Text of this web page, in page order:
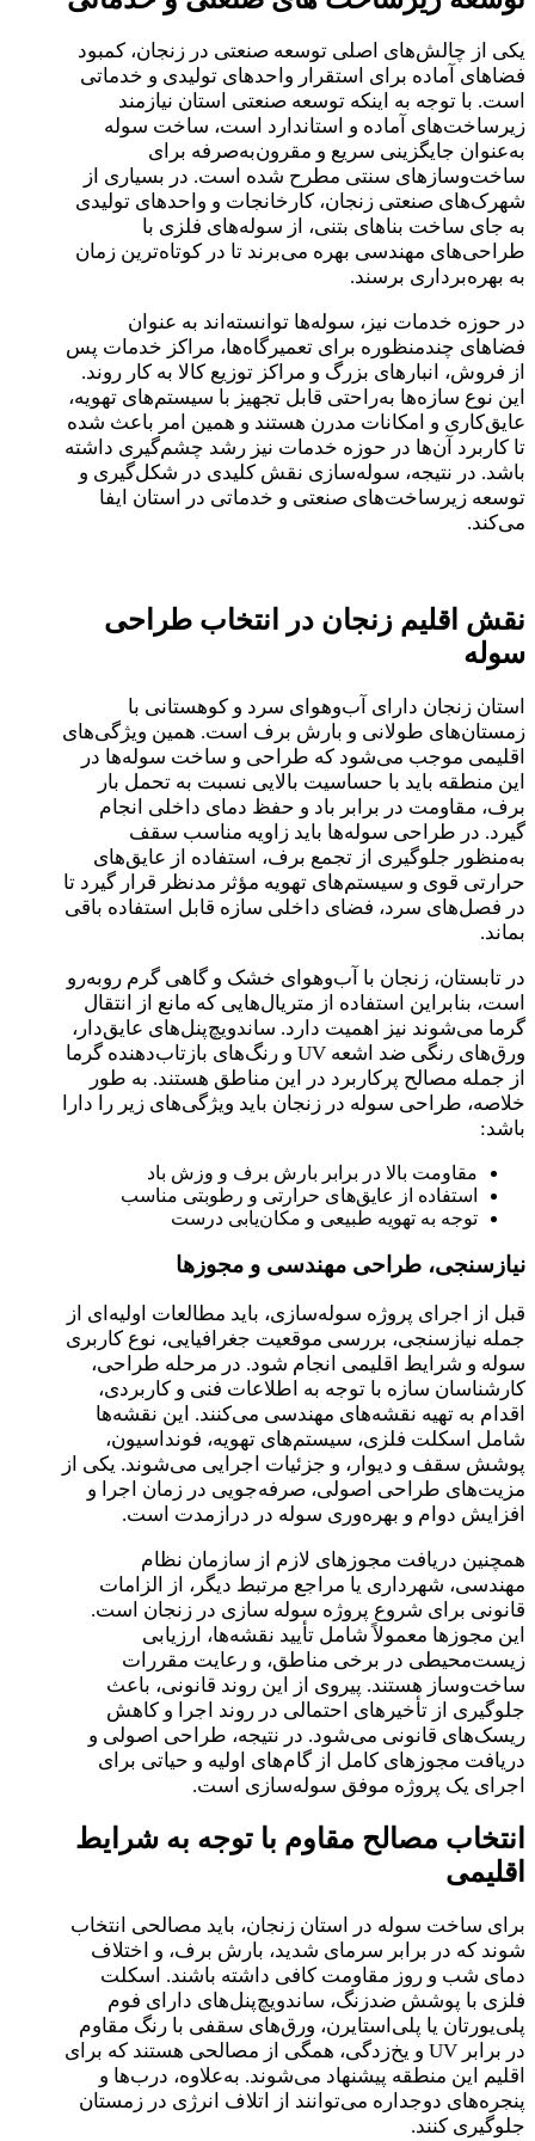
یکی از چالش‌های اصلی توسعه صنعتی در زنجان، کمبود
فضاهای آماده برای استقرار واحدهای تولیدی و خدماتی
است. با توجه به اینکه توسعه صنعتی استان نیازمند
زیرساخت‌های آماده و استاندارد است، ساخت سوله
به‌عنوان جایگزینی سریع و مقرون‌به‌صرفه برای
ساخت‌وسازهای سنتی مطرح شده است. در بسیاری از
شهرک‌های صنعتی زنجان، کارخانجات و واحدهای تولیدی
به جای ساخت بناهای بتنی، از سوله‌های فلزی با
طراحی‌های مهندسی بهره می‌برند تا در کوتاه‌ترین زمان
به بهره‌برداری برسند.
در حوزه خدمات نیز، سوله‌ها توانسته‌اند به عنوان
فضاهای چندمنظوره برای تعمیرگاه‌ها، مراکز خدمات پس
از فروش، انبارهای بزرگ و مراکز توزیع کالا به کار روند.
این نوع سازه‌ها به‌راحتی قابل تجهیز با سیستم‌های تهویه،
عایق‌کاری و امکانات مدرن هستند و همین امر باعث شده
تا کاربرد آن‌ها در حوزه خدمات نیز رشد چشم‌گیری داشته
باشد. در نتیجه، سوله‌سازی نقش کلیدی در شکل‌گیری و
توسعه زیرساخت‌های صنعتی و خدماتی در استان ایفا
می‌کند.
نقش اقلیم زنجان در انتخاب طراحی
سوله
استان زنجان دارای آب‌وهوای سرد و کوهستانی با
زمستان‌های طولانی و بارش برف است. همین ویژگی‌های
اقلیمی موجب می‌شود که طراحی و ساخت سوله‌ها در
این منطقه باید با حساسیت بالایی نسبت به تحمل بار
برف، مقاومت در برابر باد و حفظ دمای داخلی انجام
گیرد. در طراحی سوله‌ها باید زاویه مناسب سقف
به‌منظور جلوگیری از تجمع برف، استفاده از عایق‌های
حرارتی قوی و سیستم‌های تهویه مؤثر مدنظر قرار گیرد تا
در فصل‌های سرد، فضای داخلی سازه قابل استفاده باقی
بماند.
در تابستان، زنجان با آب‌وهوای خشک و گاهی گرم روبه‌رو
است، بنابراین استفاده از متریال‌هایی که مانع از انتقال
گرما می‌شوند نیز اهمیت دارد. ساندویچ‌پنل‌های عایق‌دار،
ورق‌های رنگی ضد اشعه UV و رنگ‌های بازتاب‌دهنده گرما
از جمله مصالح پرکاربرد در این مناطق هستند. به طور
خلاصه، طراحی سوله در زنجان باید ویژگی‌های زیر را دارا
باشد:
مقاومت بالا در برابر بارش برف و وزش باد
استفاده از عایق‌های حرارتی و رطوبتی مناسب
توجه به تهویه طبیعی و مکان‌یابی درست
نیازسنجی، طراحی مهندسی و مجوزها
قبل از اجرای پروژه سوله‌سازی، باید مطالعات اولیه‌ای از
جمله نیازسنجی، بررسی موقعیت جغرافیایی، نوع کاربری
سوله و شرایط اقلیمی انجام شود. در مرحله طراحی،
کارشناسان سازه با توجه به اطلاعات فنی و کاربردی،
اقدام به تهیه نقشه‌های مهندسی می‌کنند. این نقشه‌ها
شامل اسکلت فلزی، سیستم‌های تهویه، فونداسیون،
پوشش سقف و دیوار، و جزئیات اجرایی می‌شوند. یکی از
مزیت‌های طراحی اصولی، صرفه‌جویی در زمان اجرا و
افزایش دوام و بهره‌وری سوله در درازمدت است.
همچنین دریافت مجوزهای لازم از سازمان نظام
مهندسی، شهرداری یا مراجع مرتبط دیگر، از الزامات
قانونی برای شروع پروژه سوله‌ سازی در زنجان است.
این مجوزها معمولاً شامل تأیید نقشه‌ها، ارزیابی
زیست‌محیطی در برخی مناطق، و رعایت مقررات
ساخت‌وساز هستند. پیروی از این روند قانونی، باعث
جلوگیری از تأخیرهای احتمالی در روند اجرا و کاهش
ریسک‌های قانونی می‌شود. در نتیجه، طراحی اصولی و
دریافت مجوزهای کامل از گام‌های اولیه و حیاتی برای
اجرای یک پروژه موفق سوله‌سازی است.
انتخاب مصالح مقاوم با توجه به شرایط
اقلیمی
برای ساخت سوله در استان زنجان، باید مصالحی انتخاب
شوند که در برابر سرمای شدید، بارش برف، و اختلاف
دمای شب و روز مقاومت کافی داشته باشند. اسکلت
فلزی با پوشش ضدزنگ، ساندویچ‌پنل‌های دارای فوم
پلی‌یورتان یا پلی‌استایرن، ورق‌های سقفی با رنگ مقاوم
در برابر UV و یخ‌زدگی، همگی از مصالحی هستند که برای
اقلیم این منطقه پیشنهاد می‌شوند. به‌علاوه، درب‌ها و
پنجره‌های دوجداره می‌توانند از اتلاف انرژی در زمستان
جلوگیری کنند.